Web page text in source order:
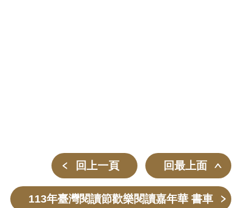
回上一頁 回最上面
113年臺灣閱讀節歡樂閱讀嘉年華 書車